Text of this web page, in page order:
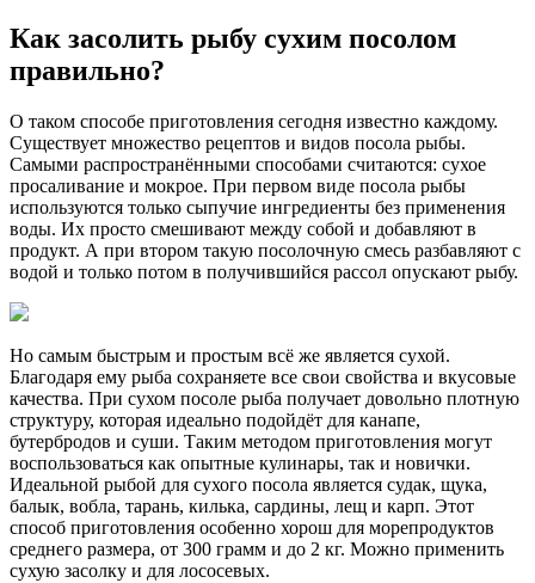
Как засолить рыбу сухим посолом
правильно?
О таком способе приготовления сегодня известно каждому.
Существует множество рецептов и видов посола рыбы.
Самыми распространёнными способами считаются: сухое
просаливание и мокрое. При первом виде посола рыбы
используются только сыпучие ингредиенты без применения
воды. Их просто смешивают между собой и добавляют в
продукт. А при втором такую посолочную смесь разбавляют с
водой и только потом в получившийся рассол опускают рыбу.
Но самым быстрым и простым всё же является сухой.
Благодаря ему рыба сохраняете все свои свойства и вкусовые
качества. При сухом посоле рыба получает довольно плотную
структуру, которая идеально подойдёт для канапе,
бутербродов и суши. Таким методом приготовления могут
воспользоваться как опытные кулинары, так и новички.
Идеальной рыбой для сухого посола является судак, щука,
балык, вобла, тарань, килька, сардины, лещ и карп. Этот
способ приготовления особенно хорош для морепродуктов
среднего размера, от 300 грамм и до 2 кг. Можно применить
сухую засолку и для лососевых.